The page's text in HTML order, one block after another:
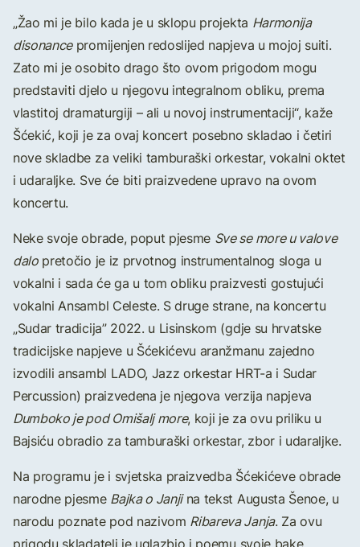
„Žao mi je bilo kada je u sklopu projekta Harmonija
disonancepromijenjen redoslijed napjeva u mojoj suiti.
Zato mi je osobito drago što ovom prigodom mogu
predstaviti djelo u njegovu integralnom obliku, prema
vlastitoj dramaturgiji – ali u novoj instrumentaciji“, kaže
Šćekić, koji je za ovaj koncert posebno skladao i četiri
nove skladbe za veliki tamburaški orkestar, vokalni oktet
i udaraljke. Sve će biti praizvedene upravo na ovom
koncertu.
Neke svoje obrade, poput pjesme Sve se more u valove
dalopretočio je iz prvotnog instrumentalnog sloga u
vokalni i sada će ga u tom obliku praizvesti gostujući
vokalni Ansambl Celeste. S druge strane, na koncertu
„Sudar tradicija” 2022. u Lisinskom (gdje su hrvatske
tradicijske napjeve u Šćekićevu aranžmanu zajedno
izvodili ansambl LADO, Jazz orkestar HRT-a i Sudar
Percussion) praizvedena je njegova verzija napjeva
Dumboko je pod Omišalj more, koji je za ovu priliku u
Bajsiću obradio za tamburaški orkestar, zbor i udaraljke.
Na programu je i svjetska praizvedba Šćekićeve obrade
narodne pjesme Bajka o Janjina tekst Augusta Šenoe, u
narodu poznate pod nazivom Ribareva Janja. Za ovu